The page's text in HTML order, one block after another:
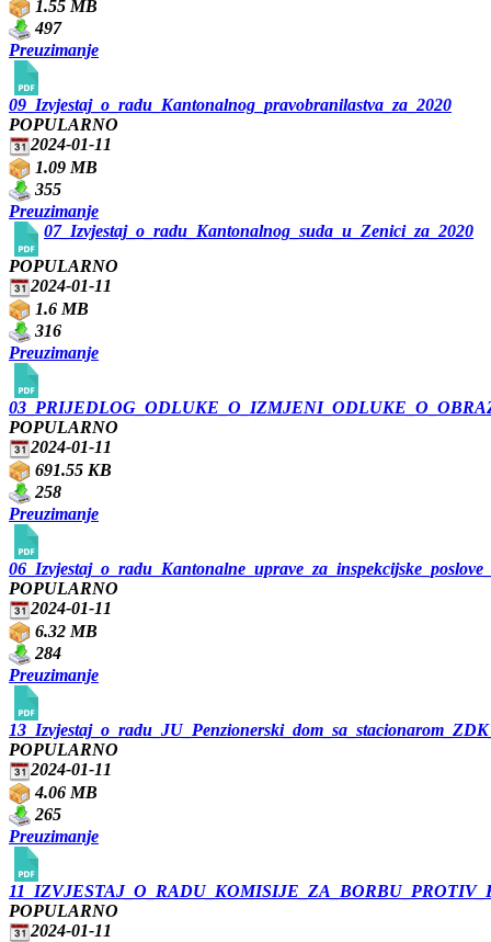
1.55 MB
497
Preuzimanje
09_Izvjestaj_o_radu_Kantonalnog_pravobranilastva_za_2020
POPULARNO
2024-01-11
1.09 MB
355
Preuzimanje
07_Izvjestaj_o_radu_Kantonalnog_suda_u_Zenici_za_2020
POPULARNO
2024-01-11
1.6 MB
316
Preuzimanje
POPULARNO
2024-01-11
691.55 KB
258
Preuzimanje
POPULARNO
2024-01-11
6.32 MB
284
Preuzimanje
POPULARNO
2024-01-11
4.06 MB
265
Preuzimanje
POPULARNO
2024-01-11